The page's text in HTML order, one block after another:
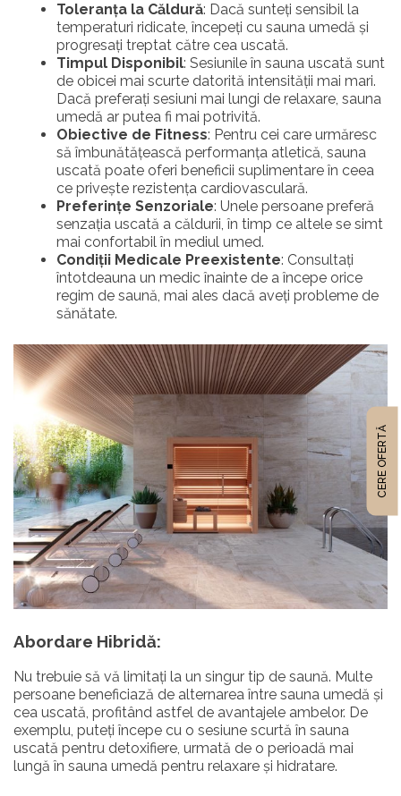
Toleranța la Căldură: Dacă sunteți sensibil la
temperaturi ridicate, începeți cu sauna umedă și
progresați treptat către cea uscată.
Timpul Disponibil: Sesiunile în sauna uscată sunt
de obicei mai scurte datorită intensității mai mari.
Dacă preferați sesiuni mai lungi de relaxare, sauna
umedă ar putea fi mai potrivită.
Obiective de Fitness: Pentru cei care urmăresc
să îmbunătățească performanța atletică, sauna
uscată poate oferi beneficii suplimentare în ceea
ce privește rezistența cardiovasculară.
Preferințe Senzoriale: Unele persoane preferă
senzația uscată a căldurii, în timp ce altele se simt
mai confortabil în mediul umed.
Condiții Medicale Preexistente: Consultați
întotdeauna un medic înainte de a începe orice
regim de saună, mai ales dacă aveți probleme de
sănătate.
Abordare Hibridă:
Nu trebuie să vă limitați la un singur tip de saună. Multe
persoane beneficiază de alternarea între sauna umedă și
cea uscată, profitând astfel de avantajele ambelor. De
exemplu, puteți începe cu o sesiune scurtă în sauna
uscată pentru detoxifiere, urmată de o perioadă mai
lungă în sauna umedă pentru relaxare și hidratare.
CERE OFERTĂ